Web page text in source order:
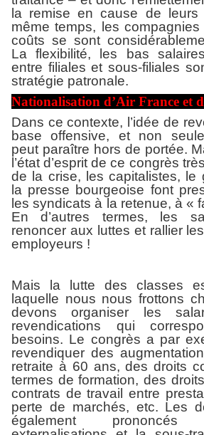
la remise en cause de leurs
même temps, les
coûts se sont
La flexibilité, les bas
entre filiales et sous-filiales
stratégie patronale.
Nationalisation d’Air France et
Dans ce contexte, l’idée de
base offensive, et non
peut paraître hors de portée.
l’état d’esprit de ce congrès
de la crise, les capitalistes, le
la presse bourgeoise font
les syndicats à la retenue, à «
En d’autres termes, les
renoncer aux luttes et rallier
employeurs !
Mais la lutte des classes
laquelle nous nous frottons
devons organiser les
revendications qui
besoins. Le congrès a par
revendiquer des
retraite à 60 ans, des droits
termes de formation, des
contrats de travail entre
perte de marchés, etc. Les
également